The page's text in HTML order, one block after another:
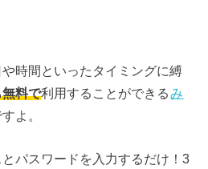
時間といったタイミングに縛
料で利用することができるみ
よ。
パスワードを入力するだけ！3